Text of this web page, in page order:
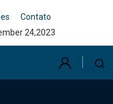
Contato
24,2023